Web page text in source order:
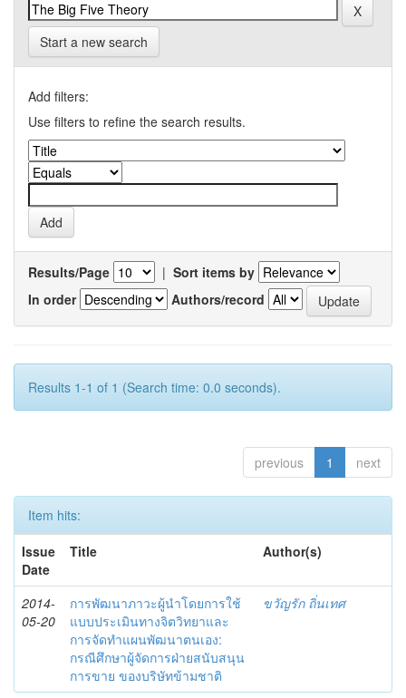
Start a new search
Add filters:
Use filters to refine the search results.
Results/Page | Sort items by
In order
Authors/record
Results 1-1 of 1 (Search time: 0.0 seconds).
previous 1 next
Item hits:
Issue
Date
Title Author(s)
2014-
05-20
การพัฒนาภาวะผู้นำโดยการใช้
แบบประเมินทางจิตวิทยาและ
การจัดทำแผนพัฒนาตนเอง:
กรณีศึกษาผู้จัดการฝ่ายสนับสนุน
การขาย ของบริษัทข้ามชาติ
ขวัญรัก ถิ่นเทศ